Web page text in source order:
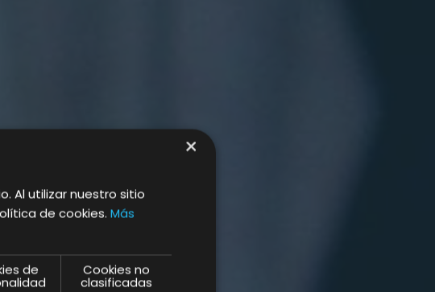
×
Al utilizar nuestro sitio
de cookies. Más
de Cookies no
clasificadas